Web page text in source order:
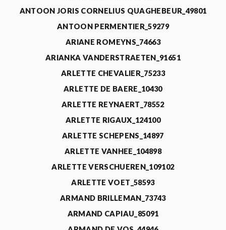
ANTOON JORIS CORNELIUS QUAGHEBEUR_49801
ANTOON PERMENTIER_59279
ARIANE ROMEYNS_74663
ARIANKA VANDERSTRAETEN_91651
ARLETTE CHEVALIER_75233
ARLETTE DE BAERE_10430
ARLETTE REYNAERT_78552
ARLETTE RIGAUX_124100
ARLETTE SCHEPENS_14897
ARLETTE VANHEE_104898
ARLETTE VERSCHUEREN_109102
ARLETTE VOET_58593
ARMAND BRILLEMAN_73743
ARMAND CAPIAU_85091